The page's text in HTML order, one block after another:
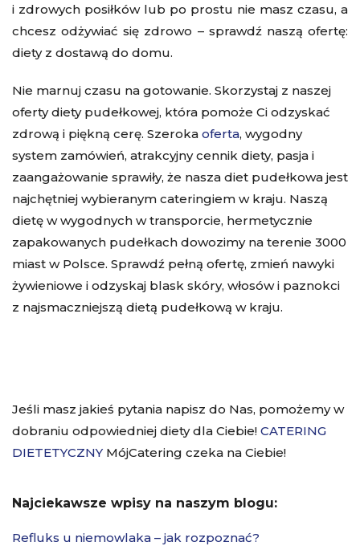
i zdrowych posiłków lub po prostu nie masz czasu, a
chcesz odżywiać się zdrowo – sprawdź naszą ofertę:
diety z dostawą do domu.
Nie marnuj czasu na gotowanie. Skorzystaj z naszej
oferty diety pudełkowej, która pomoże Ci odzyskać
zdrową i piękną cerę. Szeroka oferta, wygodny
system zamówień, atrakcyjnycennik diety, pasja i
zaangażowanie sprawiły, że nasza diet pudełkowa jest
najchętniej wybieranym cateringiem w kraju. Naszą
dietę w wygodnych w transporcie, hermetycznie
zapakowanych pudełkach dowozimy na terenie 3000
miast w Polsce. Sprawdź pełną ofertę, zmień nawyki
żywieniowe i odzyskaj blask skóry, włosów i paznokci
z najsmaczniejszą dietą pudełkową w kraju.
Jeśli masz jakieś pytania napisz do Nas, pomożemy w
dobraniu odpowiedniej diety dla Ciebie! CATERING
DIETETYCZNY MójCatering czeka na Ciebie!
Najciekawsze wpisy na naszym blogu:
Refluks u niemowlaka – jak rozpoznać?